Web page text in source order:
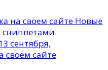
на своем сайте Новые
сниппетами.
3 сентября,
своем сайте